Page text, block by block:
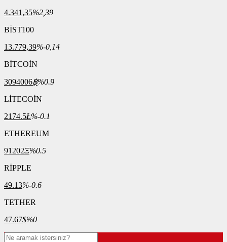
4.341,35%2,39
BİST100
13.779,39%-0,14
BİTCOİN
3094006฿%0.9
LİTECOİN
2174.5Ł%-0.1
ETHEREUM
91202Ξ%0.5
RİPPLE
49.13%-0.6
TETHER
47.67$%0